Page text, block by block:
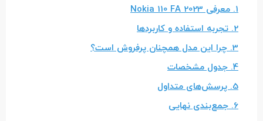
1. معرفی Nokia 110 FA 2023
2. تجربه استفاده و کاربردها
3. چرا این مدل همچنان پرفروش است؟
4. جدول مشخصات
5. پرسش‌های متداول
6. جمع‌بندی نهایی